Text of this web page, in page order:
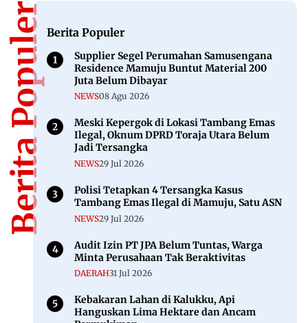
Berita PopulerBerita Populer
Supplier Segel Perumahan Samusengana
Residence Mamuju Buntut Material 200
Juta Belum Dibayar
NEWS08 Agu 2026
Meski Kepergok di Lokasi Tambang Emas
Ilegal, Oknum DPRD Toraja Utara Belum
Jadi Tersangka
NEWS29 Jul 2026
Polisi Tetapkan 4 Tersangka Kasus
Tambang Emas Ilegal di Mamuju, Satu ASN
NEWS29 Jul 2026
Audit Izin PT JPA Belum Tuntas, Warga
Minta Perusahaan Tak Beraktivitas
DAERAH31 Jul 2026
Kebakaran Lahan di Kalukku, Api
Hanguskan Lima Hektare dan Ancam